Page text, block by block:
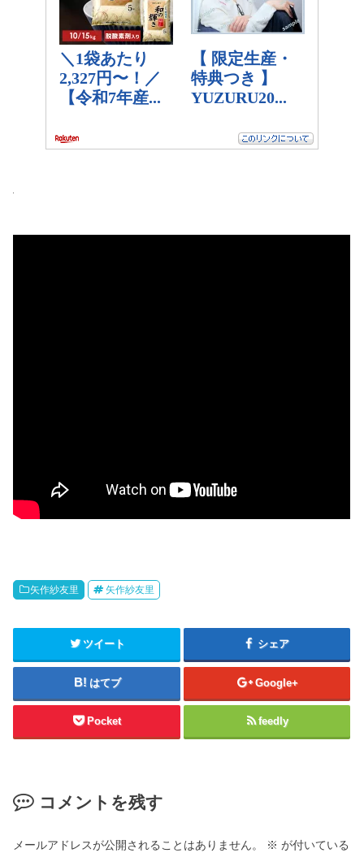
矢作紗友里 矢作紗友里
ツイート シェア
はてブ Google+
Pocket feedly
コメントを残す
メールアドレスが公開されることはありません。 ※ が付いている